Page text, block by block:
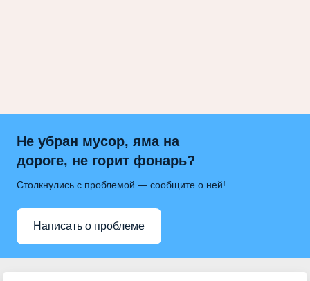
Не убран мусор, яма на
дороге, не горит фонарь?
Столкнулись с проблемой — сообщите о ней!
Написать о проблеме